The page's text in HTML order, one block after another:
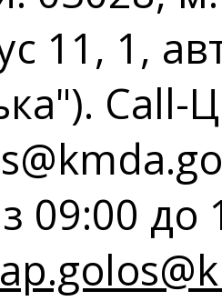
11, 1,
09:00 до